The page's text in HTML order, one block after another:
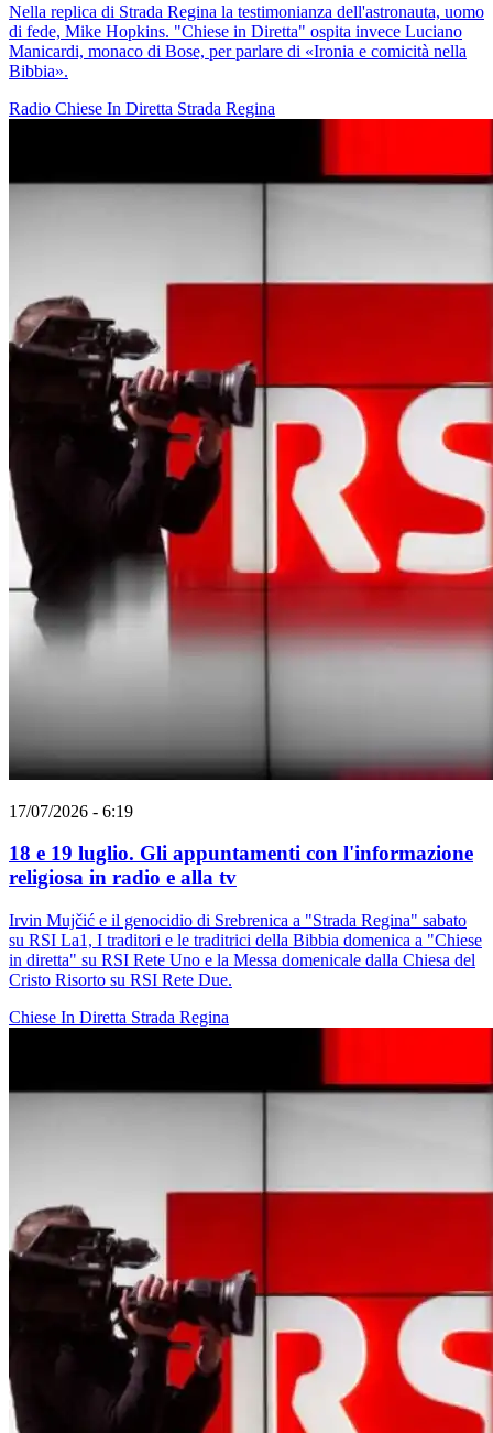
Nella replica di Strada Regina la testimonianza dell'astronauta, uomo
di fede, Mike Hopkins. "Chiese in Diretta" ospita invece Luciano
Manicardi, monaco di Bose, per parlare di «Ironia e comicità nella
Bibbia».
Radio Chiese In Diretta Strada Regina
17/07/2026 - 6:19
18 e 19 luglio. Gli appuntamenti con l'informazione
religiosa in radio e alla tv
Irvin Mujčić e il genocidio di Srebrenica a "Strada Regina" sabato
su RSI La1, I traditori e le traditrici della Bibbia domenica a "Chiese
in diretta" su RSI Rete Uno e la Messa domenicale dalla Chiesa del
Cristo Risorto su RSI Rete Due.
Chiese In Diretta Strada Regina